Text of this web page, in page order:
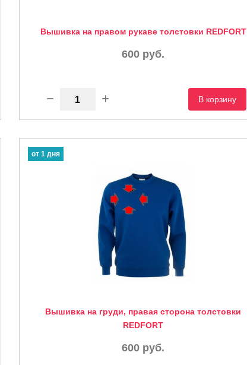
Вышивка на правом рукаве толстовки REDFORT
600 руб.
В корзину
Вышивка на груди, правая сторона толстовки
REDFORT
600 руб.
от 1 дня